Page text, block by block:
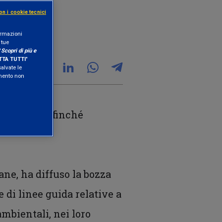
affinché
ha diffuso la bozza
di linee guida relative a
nei loro
Scopri di più e
TUTTI"
le
non
i cookie tecnici